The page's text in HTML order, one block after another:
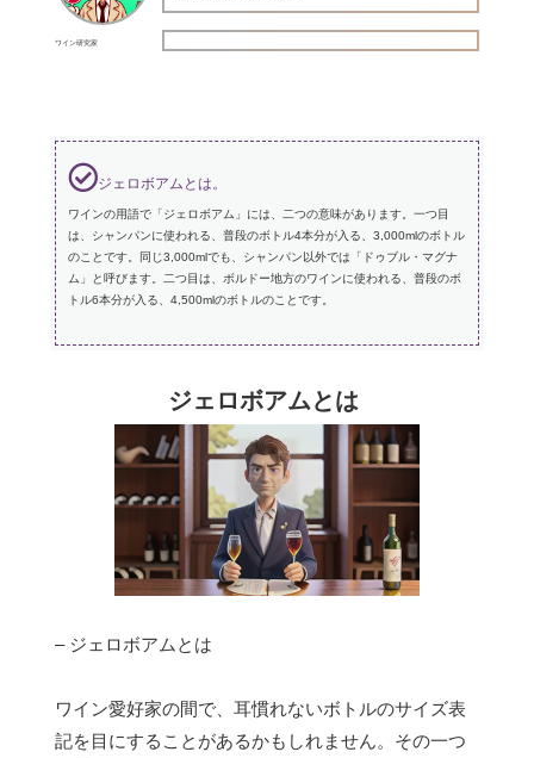
ワイン研究家
ジェロボアムとは。
ワインの用語で「ジェロボアム」には、二つの意味があります。一つ目
は、シャンパンに使われる、普段のボトル4本分が入る、3,000mlのボトル
のことです。同じ3,000mlでも、シャンパン以外では「ドゥブル・マグナ
ム」と呼びます。二つ目は、ボルドー地方のワインに使われる、普段のボ
トル6本分が入る、4,500mlのボトルのことです。
ジェロボアムとは
– ジェロボアムとは
ワイン愛好家の間で、耳慣れないボトルのサイズ表
記を目にすることがあるかもしれません。その一つ